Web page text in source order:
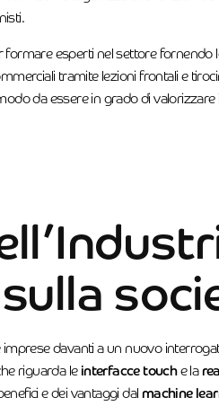
formare esperti nel settore fornendo
tramite lezioni frontali e
da essere in grado di
imprese davanti a un nuovo
riguarda le interfacce touche la
e dei vantaggi dal machine